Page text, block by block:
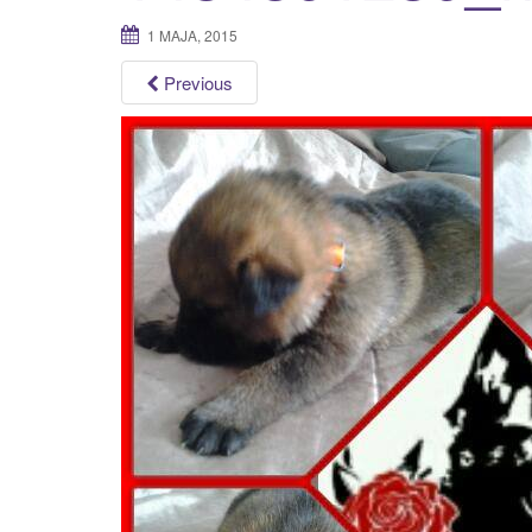
1 MAJA, 2015
Previous